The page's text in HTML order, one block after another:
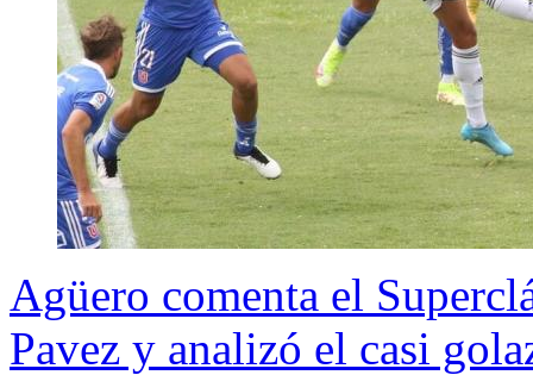
Agüero comenta el
Pavez y analizó el casi